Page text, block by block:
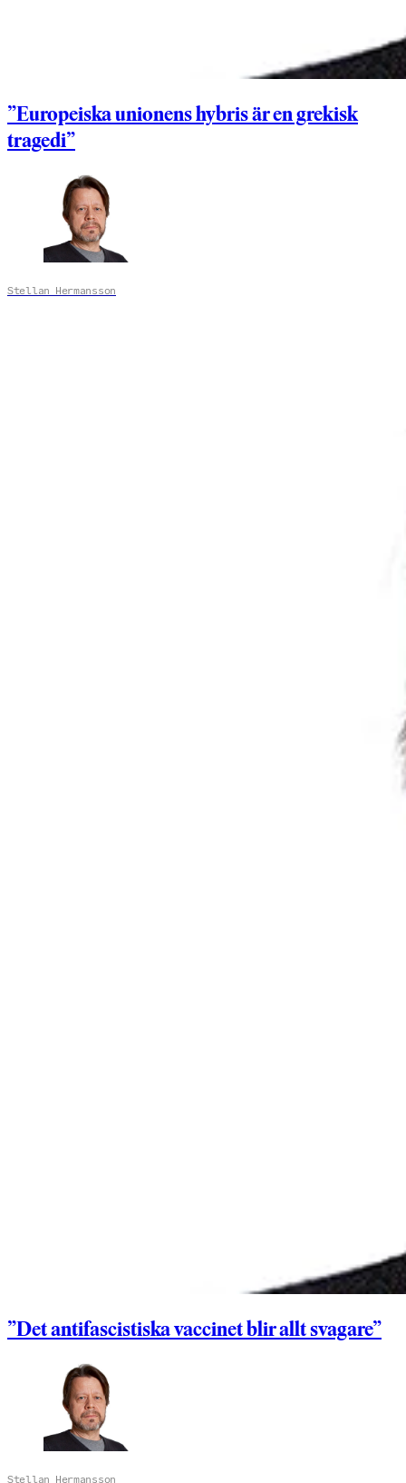
”Europeiska unionens hybris är en grekisk
tragedi”
Stellan Hermansson
”Det antifascistiska vaccinet blir allt svagare”
Stellan Hermansson